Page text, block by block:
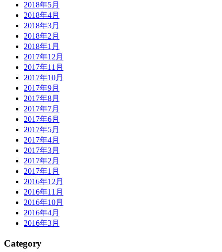
2018年5月
2018年4月
2018年3月
2018年2月
2018年1月
2017年12月
2017年11月
2017年10月
2017年9月
2017年8月
2017年7月
2017年6月
2017年5月
2017年4月
2017年3月
2017年2月
2017年1月
2016年12月
2016年11月
2016年10月
2016年4月
2016年3月
Category